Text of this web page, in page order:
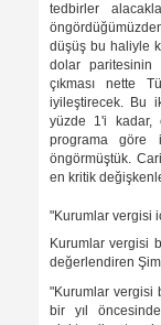
tedbirler
düşüş bu haliyle
dolar paritesinin
çıkması nette
iyileştirecek. Bu
yüzde 1'i kadar,
programa göre
öngörmüştük.
en kritik
"Kurumlar vergisi
Kurumlar vergisi
değerlendiren
"Kurumlar vergisi
bir yıl